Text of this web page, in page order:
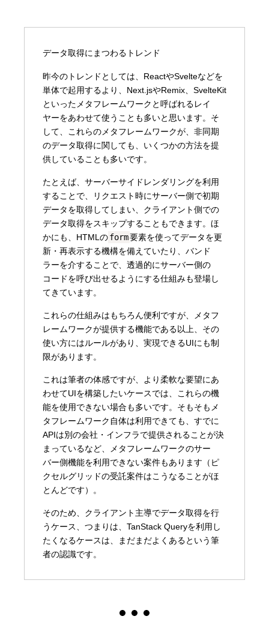
データ取得にまつわるトレンド
昨今のトレンドとしては、ReactやSvelteなどを
単体で起用するより、Next.jsやRemix、SvelteKit
といったメタフレームワークと呼ばれるレイ
ヤーをあわせて使うことも多いと思います。そ
して、これらのメタフレームワークが、非同期
のデータ取得に関しても、いくつかの方法を提
供していることも多いです。
たとえば、サーバーサイドレンダリングを利用
することで、リクエスト時にサーバー側で初期
データを取得してしまい、クライアント側での
データ取得をスキップすることもできます。ほ
かにも、HTMLのform要素を使ってデータを更
新・再表示する機構を備えていたり、バンド
ラーを介することで、透過的にサーバー側の
コードを呼び出せるようにする仕組みも登場し
てきています。
これらの仕組みはもちろん便利ですが、メタフ
レームワークが提供する機能である以上、その
使い方にはルールがあり、実現できるUIにも制
限があります。
これは筆者の体感ですが、より柔軟な要望にあ
わせてUIを構築したいケースでは、これらの機
能を使用できない場合も多いです。そもそもメ
タフレームワーク自体は利用できても、すでに
APIは別の会社・インフラで提供されることが決
まっているなど、メタフレームワークのサー
バー側機能を利用できない案件もあります（ピ
クセルグリッドの受託案件はこうなることがほ
とんどです）。
そのため、クライアント主導でデータ取得を行
うケース、つまりは、TanStack Queryを利用し
たくなるケースは、まだまだよくあるという筆
者の認識です。